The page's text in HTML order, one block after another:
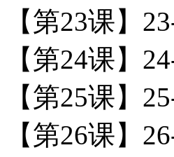
【第23课】
【第24课】
【第25课】
【第26课】